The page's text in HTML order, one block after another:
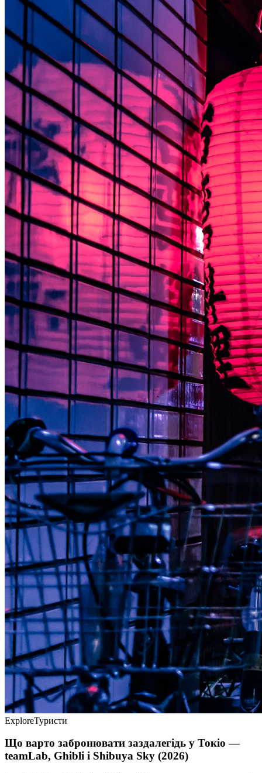
ExploreТуристи
Що варто забронювати заздалегідь у Токіо —
teamLab, Ghibli і Shibuya Sky (2026)